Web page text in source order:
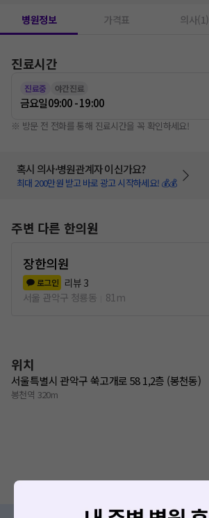
병원정보 가격표 의사(1)
진료시간
진료중 야간진료
금요일09:00 - 19:00
※ 방문 전 전화를 통해 진료시간을 꼭 확인하세요!
혹시 의사·병원관계자 이신가요?
최대 200만원 받고 바로 광고 시작하세요! 💰💰
주변 다른 한의원
장한의원
로그인 리뷰 3
서울 관악구 청룡동
81m
위치
서울특별시 관악구 쑥고개로 58 1,2층 (봉천동)
봉천역 320m